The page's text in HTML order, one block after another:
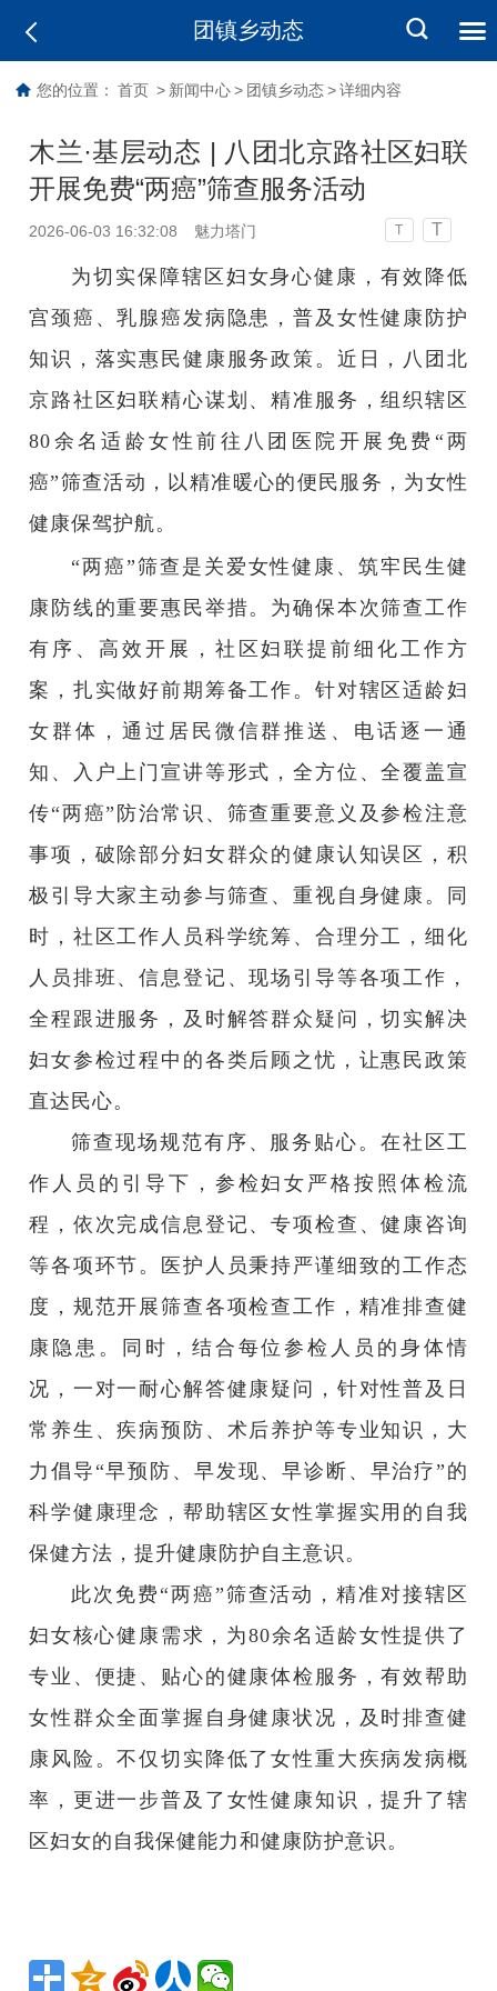
团镇乡动态
您的位置： 首页 > 新闻中心 > 团镇乡动态 > 详细内容
木兰·基层动态 | 八团北京路社区妇联
开展免费“两癌”筛查服务活动
2026-06-03 16:32:08 魅力塔门 T T
为切实保障辖区妇女身心健康，有效降低
宫颈癌、乳腺癌发病隐患，普及女性健康防护
知识，落实惠民健康服务政策。近日，八团北
京路社区妇联精心谋划、精准服务，组织辖区
80余名适龄女性前往八团医院开展免费“两
癌”筛查活动，以精准暖心的便民服务，为女性
健康保驾护航。
“两癌”筛查是关爱女性健康、筑牢民生健
康防线的重要惠民举措。为确保本次筛查工作
有序、高效开展，社区妇联提前细化工作方
案，扎实做好前期筹备工作。针对辖区适龄妇
女群体，通过居民微信群推送、电话逐一通
知、入户上门宣讲等形式，全方位、全覆盖宣
传“两癌”防治常识、筛查重要意义及参检注意
事项，破除部分妇女群众的健康认知误区，积
极引导大家主动参与筛查、重视自身健康。同
时，社区工作人员科学统筹、合理分工，细化
人员排班、信息登记、现场引导等各项工作，
全程跟进服务，及时解答群众疑问，切实解决
妇女参检过程中的各类后顾之忧，让惠民政策
直达民心。
筛查现场规范有序、服务贴心。在社区工
作人员的引导下，参检妇女严格按照体检流
程，依次完成信息登记、专项检查、健康咨询
等各项环节。医护人员秉持严谨细致的工作态
度，规范开展筛查各项检查工作，精准排查健
康隐患。同时，结合每位参检人员的身体情
况，一对一耐心解答健康疑问，针对性普及日
常养生、疾病预防、术后养护等专业知识，大
力倡导 “早预防、早发现、早诊断、早治疗”的
科学健康理念，帮助辖区女性掌握实用的自我
保健方法，提升健康防护自主意识。
此次免费 “两癌”筛查活动，精准对接辖区
妇女核心健康需求，为80余名适龄女性提供了
专业、便捷、贴心的健康体检服务，有效帮助
女性群众全面掌握自身健康状况，及时排查健
康风险。不仅切实降低了女性重大疾病发病概
率，更进一步普及了女性健康知识，提升了辖
区妇女的自我保健能力和健康防护意识。